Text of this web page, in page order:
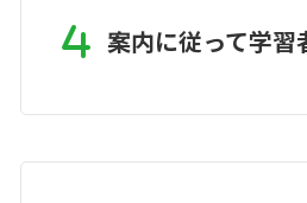
案内に従って学習